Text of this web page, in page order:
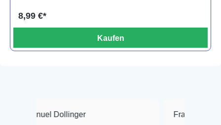
8,99 €*
Kaufen
Dollinger Frank Hackmayer